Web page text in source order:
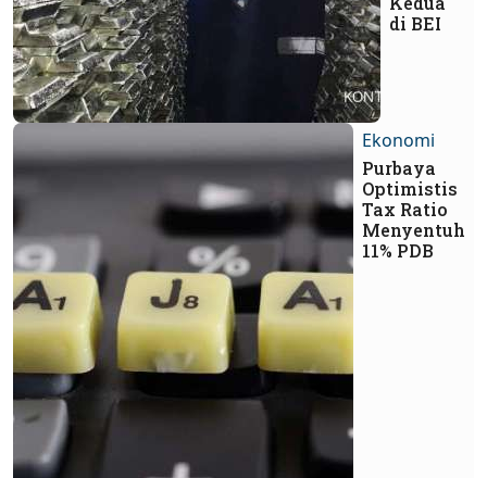
di BEI
Ekonomi
Purbaya
Optimistis
Tax Ratio
Menyentuh
11% PDB